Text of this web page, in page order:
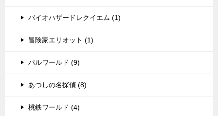
バイオハザードレクイエム (1)
冒険家エリオット (1)
パルワールド (9)
あつしの名探偵 (8)
桃鉄ワールド (4)